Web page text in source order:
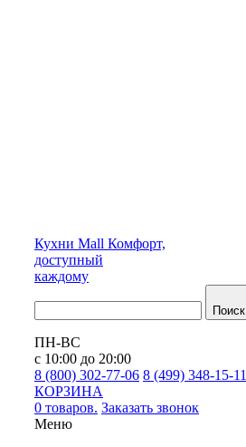
Кухни Mall Комфорт,
доступный
каждому
Поиск
ПН-ВС
с 10:00 до 20:00
8 (800) 302-77-06 8 (499) 348-15-11
КОРЗИНА
0 товаров. Заказать звонок
Меню